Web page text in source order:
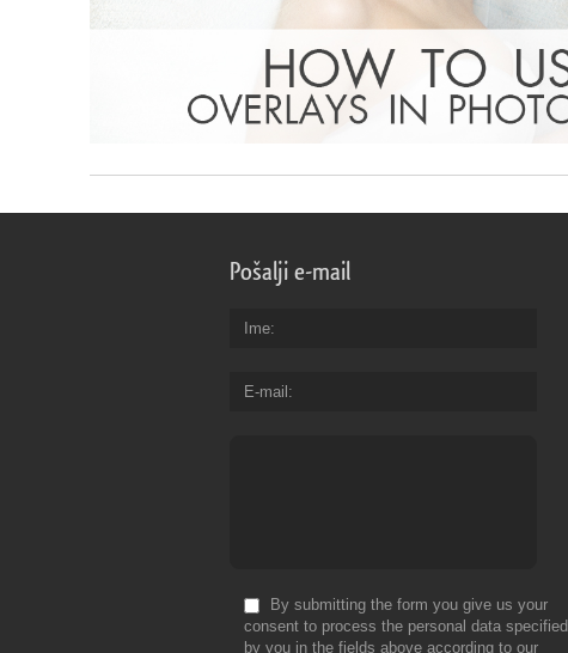
Pošalji e-mail
Ime
E-mail
By submitting the form you give us your
consent to process the personal data specified
by you in the fields above according to our